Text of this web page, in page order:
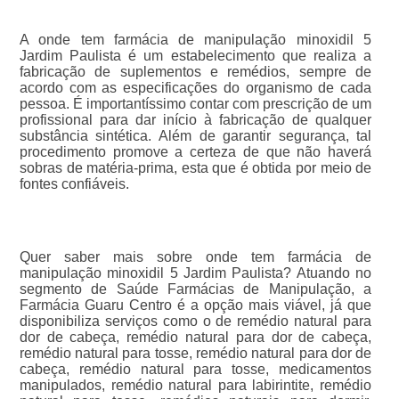
A onde tem farmácia de manipulação minoxidil 5
Jardim Paulista é um estabelecimento que realiza a
fabricação de suplementos e remédios, sempre de
acordo com as especificações do organismo de cada
pessoa. É importantíssimo contar com prescrição de um
profissional para dar início à fabricação de qualquer
substância sintética. Além de garantir segurança, tal
procedimento promove a certeza de que não haverá
sobras de matéria-prima, esta que é obtida por meio de
fontes confiáveis.
Quer saber mais sobre onde tem farmácia de
manipulação minoxidil 5 Jardim Paulista? Atuando no
segmento de Saúde Farmácias de Manipulação, a
Farmácia Guaru Centro é a opção mais viável, já que
disponibiliza serviços como o de remédio natural para
dor de cabeça, remédio natural para dor de cabeça,
remédio natural para tosse, remédio natural para dor de
cabeça, remédio natural para tosse, medicamentos
manipulados, remédio natural para labirintite, remédio